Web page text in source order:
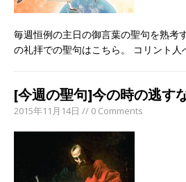
毎週恒例の主日の御言葉の聖句を熟考
の礼拝での聖句はこちら。 コリント
[今週の聖句]今の時の逃す
2015年11月14日 // 0 Comments